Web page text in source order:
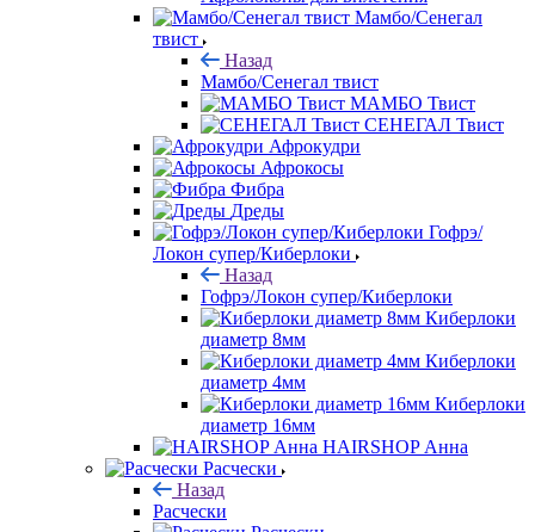
Мамбо/Сенегал
твист
Назад
Мамбо/Сенегал твист
МАМБО Твист
СЕНЕГАЛ Твист
Афрокудри
Афрокосы
Фибра
Дреды
Гофрэ/
Локон супер/Киберлоки
Назад
Гофрэ/Локон супер/Киберлоки
Киберлоки
диаметр 8мм
Киберлоки
диаметр 4мм
Киберлоки
диаметр 16мм
HAIRSHOP Анна
Расчески
Назад
Расчески